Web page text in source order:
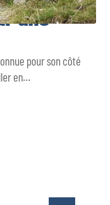
une
pour son côté
en…